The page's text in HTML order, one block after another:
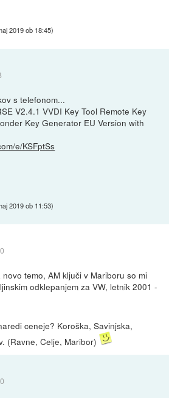
2019 ob 18:45)
s telefonom...
V2.4.1 VVDI Key Tool Remote Key
Key Generator EU Version with
e/KSFptSs
2019 ob 11:53)
temo, AM ključi v Mariboru so mi
odklepanjem za VW, letnik 2001 -
ceneje? Koroška, Savinjska,
(Ravne, Celje, Maribor)